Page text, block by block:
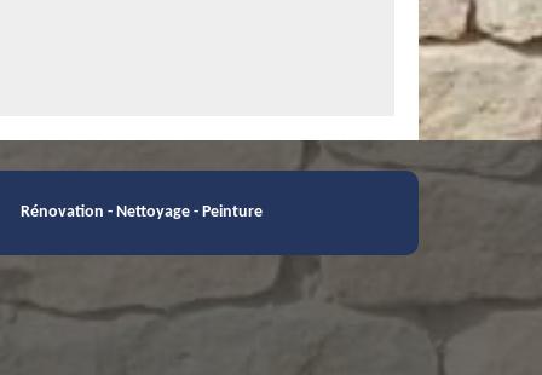
Rénovation - Nettoyage - Peinture